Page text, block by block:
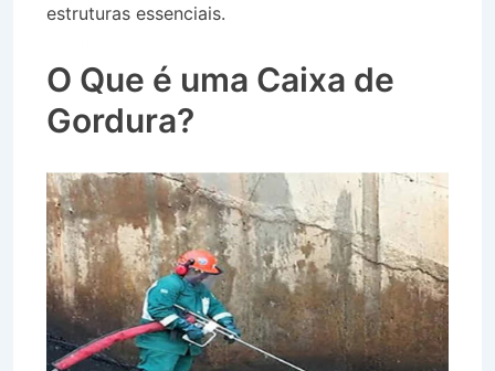
estruturas essenciais.
O Que é uma Caixa de
Gordura?